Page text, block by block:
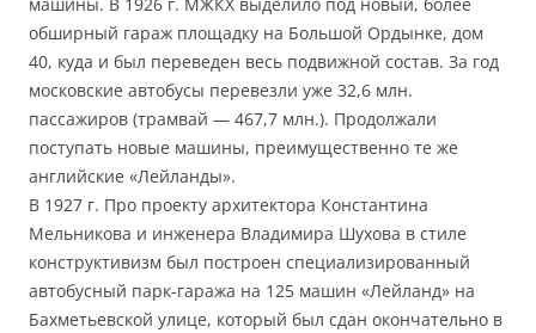
машины. В 1926 г. МЖКХ выделило под новый, более
обширный гараж площадку на Большой Ордынке, дом
40, куда и был переведен весь подвижной состав. За год
московские автобусы перевезли уже 32,6 млн.
пассажиров (трамвай — 467,7 млн.). Продолжали
поступать новые машины, преимущественно те же
английские «Лейланды».
В 1927 г. Про проекту архитектора Константина
Мельникова и инженера Владимира Шухова в стиле
конструктивизм был построен специализированный
автобусный парк-гаража на 125 машин «Лейланд» на
Бахметьевской улице, который был сдан окончательно в